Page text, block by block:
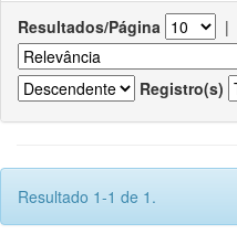
Resultados/Página |
Registro(s)
Resultado 1-1 de 1.